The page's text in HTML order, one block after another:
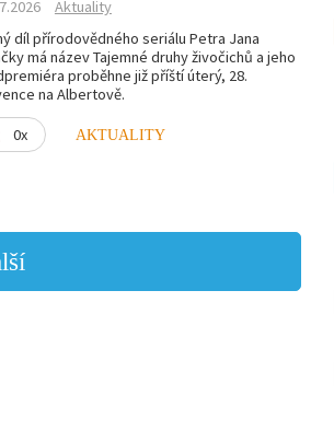
Aktuality
díl přírodovědného seriálu Petra Jana
má název Tajemné druhy živočichů a jeho
proběhne již příští úterý, 28.
na Albertově.
0x AKTUALITY